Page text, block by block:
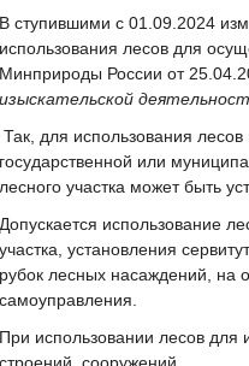
В ступившими с 01.09.2024
использования лесов для
Минприроды России от
изыскательской
Так, для использования
государственной или
лесного участка может быть
Допускается использование
участка, установления
рубок лесных насаждений, на
самоуправления.
При использовании лесов для